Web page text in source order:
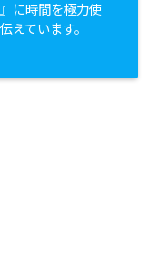
に時間を極力使
えています。